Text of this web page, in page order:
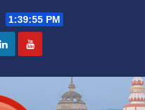
1:39:56 PM